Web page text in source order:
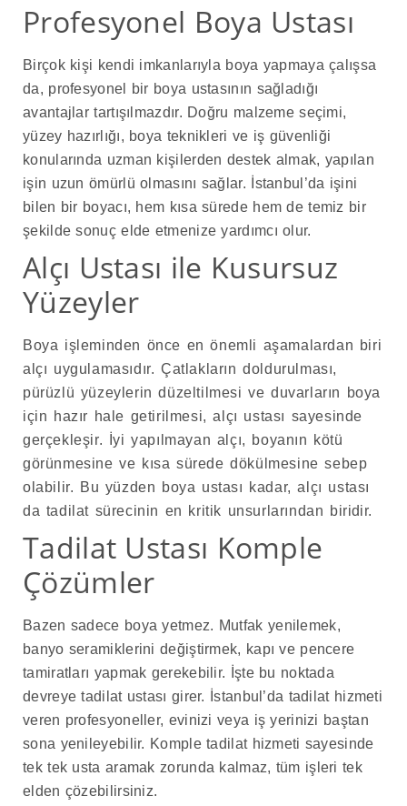
Profesyonel Boya Ustası
Birçok kişi kendi imkanlarıyla boya yapmaya çalışsa
da, profesyonel bir boya ustasının sağladığı
avantajlar tartışılmazdır. Doğru malzeme seçimi,
yüzey hazırlığı, boya teknikleri ve iş güvenliği
konularında uzman kişilerden destek almak, yapılan
işin uzun ömürlü olmasını sağlar. İstanbul’da işini
bilen bir boyacı, hem kısa sürede hem de temiz bir
şekilde sonuç elde etmenize yardımcı olur.
Alçı Ustası ile Kusursuz
Yüzeyler
Boya işleminden önce en önemli aşamalardan biri
alçı uygulamasıdır. Çatlakların doldurulması,
pürüzlü yüzeylerin düzeltilmesi ve duvarların boya
için hazır hale getirilmesi, alçı ustası sayesinde
gerçekleşir. İyi yapılmayan alçı, boyanın kötü
görünmesine ve kısa sürede dökülmesine sebep
olabilir. Bu yüzden boya ustası kadar, alçı ustası
da tadilat sürecinin en kritik unsurlarından biridir.
Tadilat Ustası Komple
Çözümler
Bazen sadece boya yetmez. Mutfak yenilemek,
banyo seramiklerini değiştirmek, kapı ve pencere
tamiratları yapmak gerekebilir. İşte bu noktada
devreye tadilat ustası girer. İstanbul’da tadilat hizmeti
veren profesyoneller, evinizi veya iş yerinizi baştan
sona yenileyebilir. Komple tadilat hizmeti sayesinde
tek tek usta aramak zorunda kalmaz, tüm işleri tek
elden çözebilirsiniz.